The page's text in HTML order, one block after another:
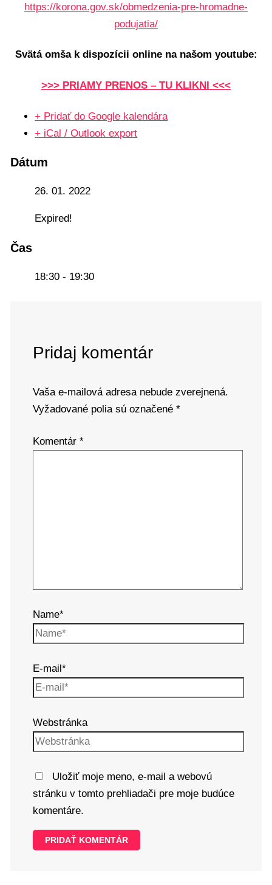
https://korona.gov.sk/obmedzenia-pre-hromadne-
podujatia/
Svätá omša k dispozícii online na našom youtube:
>>> PRIAMY PRENOS – TU KLIKNI <<<
+ Pridať do Google kalendára
+ iCal / Outlook export
Dátum
26. 01. 2022
Expired!
Čas
18:30 - 19:30
Pridaj komentár
Vaša e-mailová adresa nebude zverejnená.
Vyžadované polia sú označené *
Komentár *
Name*
E-mail*
Webstránka
Uložiť moje meno, e-mail a webovú
stránku v tomto prehliadači pre moje budúce
komentáre.